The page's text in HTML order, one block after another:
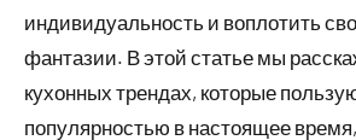
индивидуальность и воплотить
фантазии. В этой статье мы
кухонных трендах, которые
популярностью в настоящее